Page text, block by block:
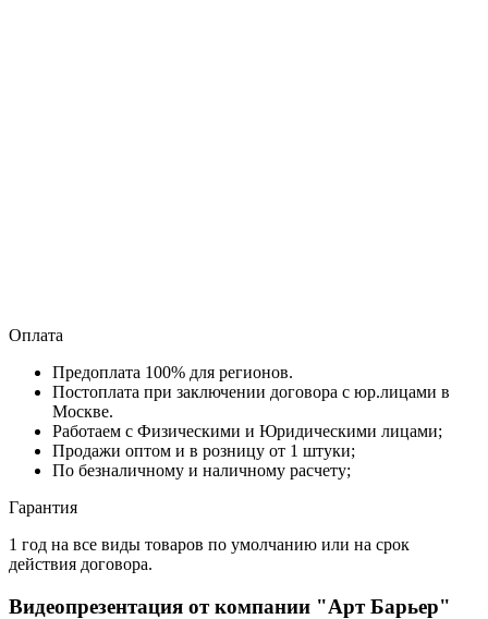
Оплата
Предоплата 100% для регионов.
Постоплата при заключении договора с юр.лицами в
Москве.
Работаем с Физическими и Юридическими лицами;
Продажи оптом и в розницу от 1 штуки;
По безналичному и наличному расчету;
Гарантия
1 год на все виды товаров по умолчанию или на срок
действия договора.
Видеопрезентация от компании "Арт Барьер"